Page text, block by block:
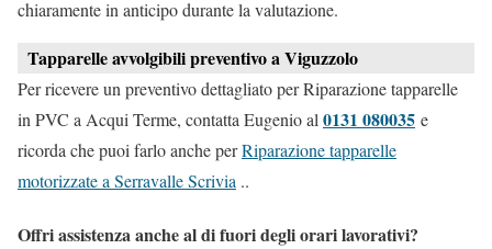
chiaramente in anticipo durante la valutazione.
Tapparelle avvolgibili preventivo a Viguzzolo
Per ricevere un preventivo dettagliato per Riparazione tapparelle
in PVC a Acqui Terme, contatta Eugenio al 0131 080035 e
ricorda che puoi farlo anche perRiparazione tapparelle
motorizzate a Serravalle Scrivia ..
Offri assistenza anche al di fuori degli orari lavorativi?